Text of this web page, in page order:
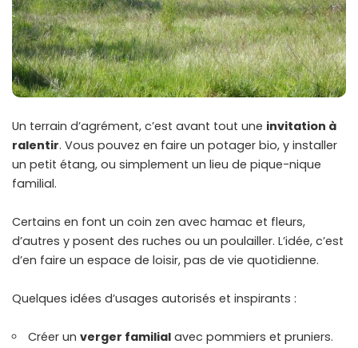
Un terrain d’agrément, c’est avant tout une invitation à
ralentir. Vous pouvez en faire un potager bio, y installer
un petit étang, ou simplement un lieu de pique-nique
familial.
Certains en font un coin zen avec hamac et fleurs,
d’autres y posent des ruches ou un poulailler. L’idée, c’est
d’en faire un espace de loisir, pas de vie quotidienne.
Quelques idées d’usages autorisés et inspirants :
Créer unverger familial avec pommiers et pruniers.